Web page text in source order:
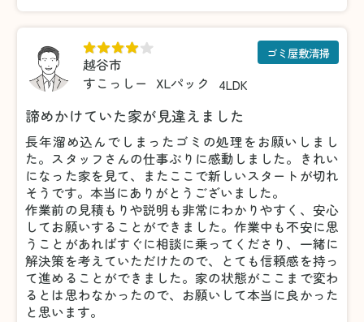
越谷市
すこっしー
XLパック 4LDK
ゴミ屋敷清掃
諦めかけていた家が見違えました
長年溜め込んでしまったゴミの処理をお願いしまし
た。スタッフさんの仕事ぶりに感動しました。きれい
になった家を見て、またここで新しいスタートが切れ
そうです。本当にありがとうございました。
作業前の見積もりや説明も非常にわかりやすく、安心
してお願いすることができました。作業中も不安に思
うことがあればすぐに相談に乗ってくださり、一緒に
解決策を考えていただけたので、とても信頼感を持っ
て進めることができました。家の状態がここまで変わ
るとは思わなかったので、お願いして本当に良かった
と思います。